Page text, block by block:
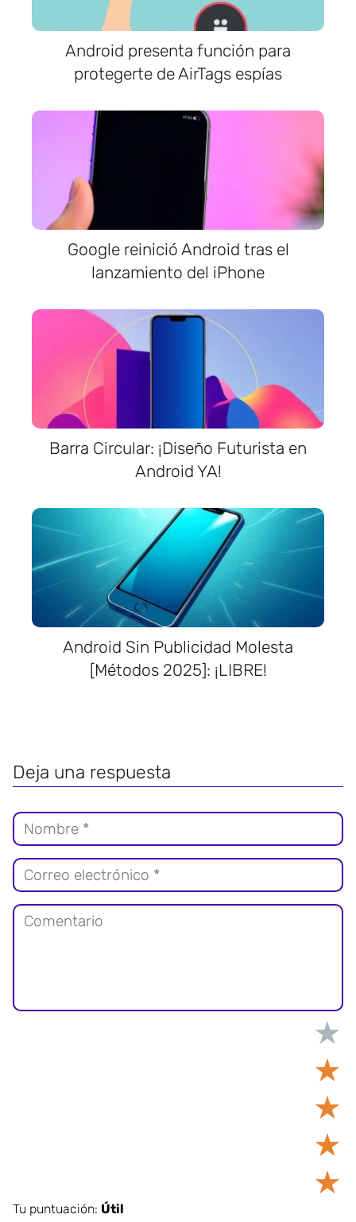
Android presenta función para
protegerte de AirTags espías
Google reinició Android tras el
lanzamiento del iPhone
Barra Circular: ¡Diseño Futurista en
Android YA!
Android Sin Publicidad Molesta
[Métodos 2025]: ¡LIBRE!
Deja una respuesta
★
★
★
★
★
Tu puntuación: Útil